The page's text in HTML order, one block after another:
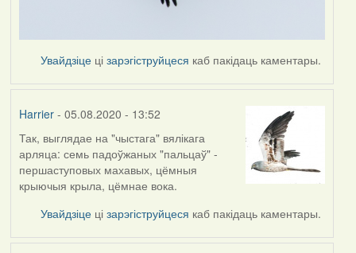
Увайдзіце цізарэгіструйцеся каб пакідаць каментары.
Harrier- 05.08.2020 - 13:52
In
reply
to
by
arktous
Так, выглядае на "чыстага" вялікага
арляца: семь падоўжаных "пальцаў" -
першаступовых махавых, цёмныя
крыючыя крыла, цёмнае вока.
Увайдзіце цізарэгіструйцеся каб пакідаць каментары.